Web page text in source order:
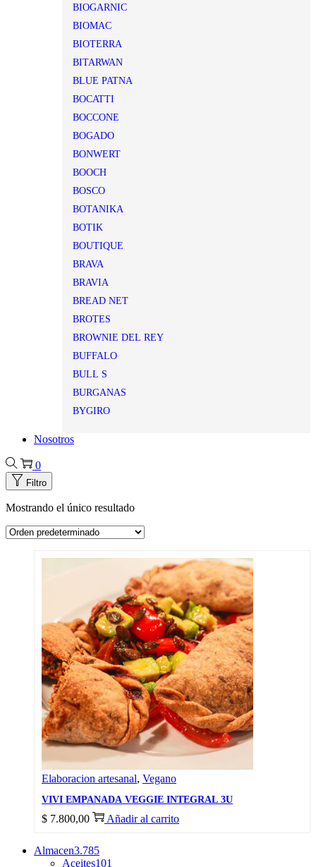
BIOGARNIC
BIOMAC
BIOTERRA
BITARWAN
BLUE PATNA
BOCATTI
BOCCONE
BOGADO
BONWERT
BOOCH
BOSCO
BOTANIKA
BOTIK
BOUTIQUE
BRAVA
BRAVIA
BREAD NET
BROTES
BROWNIE DEL REY
BUFFALO
BULL S
BURGANAS
BYGIRO
Nosotros
0
Filtro
Mostrando el único resultado
Elaboracion artesanal, Vegano
VIVI EMPANADA VEGGIE INTEGRAL 3U
$ 7.800,00 Añadir al carrito
Almacen3.785
Aceites101